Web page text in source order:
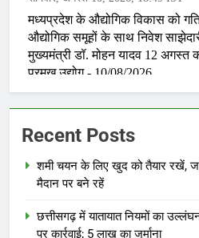
Recent Posts
शमी चयन के लिए खुद को तैयार रखें,
मैदान पर बने रहें
छत्तीसगढ़ में यातायात नियमों का
पर कार्रवाई; 5 लाख का जुर्माना